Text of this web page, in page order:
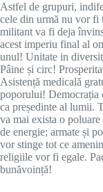
Astfel de grupuri,
cele din urmă nu vor fi
militant va fi deja
acest imperiu final al
unul! Unitate in
Pâine și circ!
Asistență medicală
poporului! Democrația
ca președinte al lumii.
va mai exista o
de energie; armate și
vor stinge tot ce
religiile vor fi egale.
bunăvoință!